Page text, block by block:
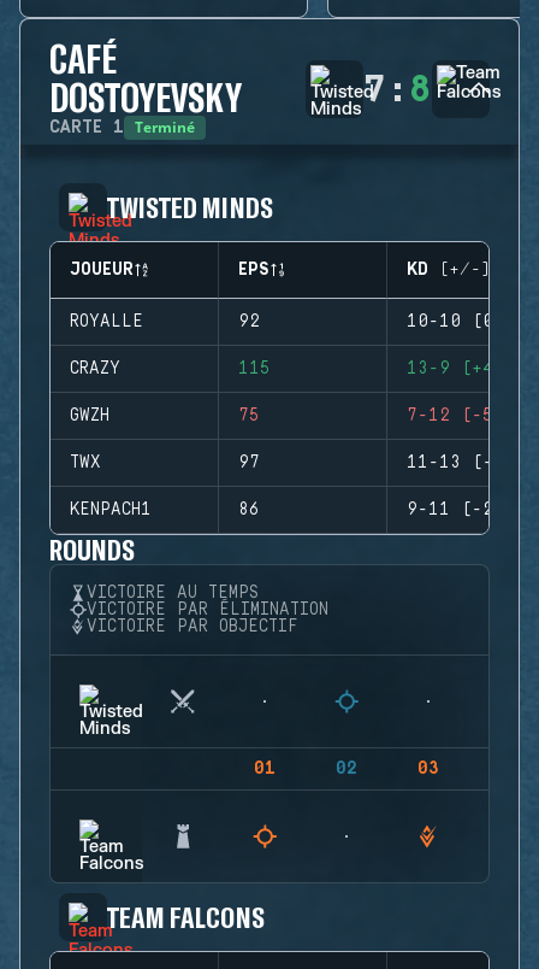
CAFÉ
DOSTOYEVSKY
CARTE 1 Terminé
7 : 8
TWISTED MINDS
JOUEUR EPS KD (+/-)
ROYALLE 92 10-10 (0)
CRAZY 115 13-9 (+4)
GWZH 75 7-12 (-5)
TWX 97 11-13 (-2)
KENPACH1 86 9-11 (-2)
ROUNDS
VICTOIRE AU TEMPS
VICTOIRE PAR ÉLIMINATION
VICTOIRE PAR OBJECTIF
01 02 03
TEAM FALCONS